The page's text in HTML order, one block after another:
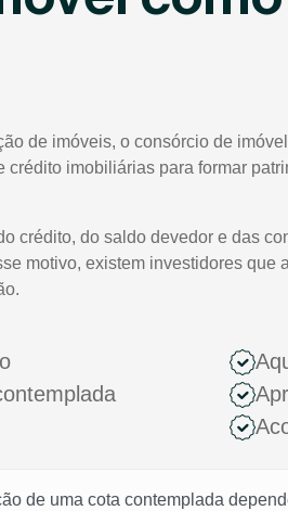
de imóveis, o consórcio de
imobiliárias para formar
crédito, do saldo devedor e das
motivo, existem investidores
de uma cota contemplada